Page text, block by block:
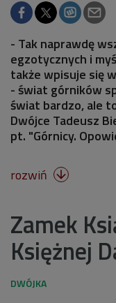
- Tak naprawdę
egzotycznych i
także wpisuje się
- świat górników
świat bardzo, ale
Dwójce Tadeusz
pt. "Górnicy.
rozwiń 
Zamek
Księżnej